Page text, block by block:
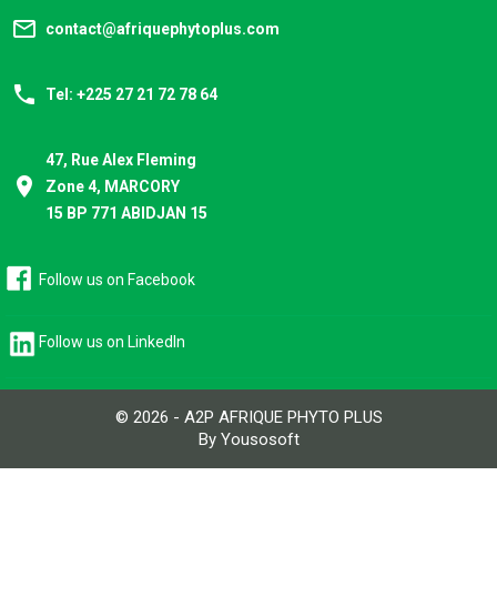
mail_outline contact@afriquephytoplus.com
phone Tel: +225 27 21 72 78 64
place
47, Rue Alex Fleming
Zone 4, MARCORY
15 BP 771 ABIDJAN 15
Follow us on Facebook
Follow us on LinkedIn
© 2026 - A2P AFRIQUE PHYTO PLUS
By Yousosoft